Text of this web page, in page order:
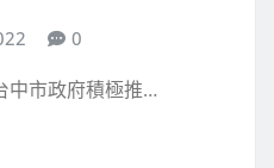
0
中市政府積極推…